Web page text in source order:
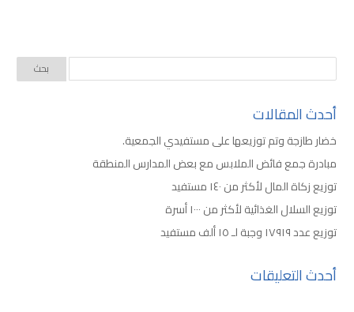
أحدث المقالات
خضار طازجة وتم توزيعها على مستفيدي الجمعية.
مبادرة جمع فائض الملابس مع بعض المدارس المنطقة
توزيع زكاة المال لأكثر من ١٤٠ مستفيد
توزيع السلال الغذائية لأكثر من ١٠٠٠ أسرة
توزيع عدد ١٧٩١٩ وجبة لـ ١٥ ألف مستفيد
أحدث التعليقات